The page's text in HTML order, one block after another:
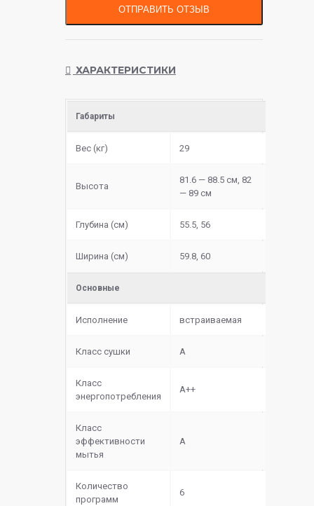
ОТПРАВИТЬ ОТЗЫВ
ХАРАКТЕРИСТИКИ
Габариты
Вес (кг) 29
Высота
81.6 — 88.5 см, 82
— 89 см
Глубина (см) 55.5, 56
Ширина (см) 59.8, 60
Основные
Исполнение встраиваемая
Класс сушки A
Класс
энергопотребления
A++
Класс
эффективности
мытья
A
Количество
программ
6